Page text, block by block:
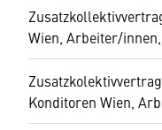
Wien, Arbeiter/
Konditoren Wien,